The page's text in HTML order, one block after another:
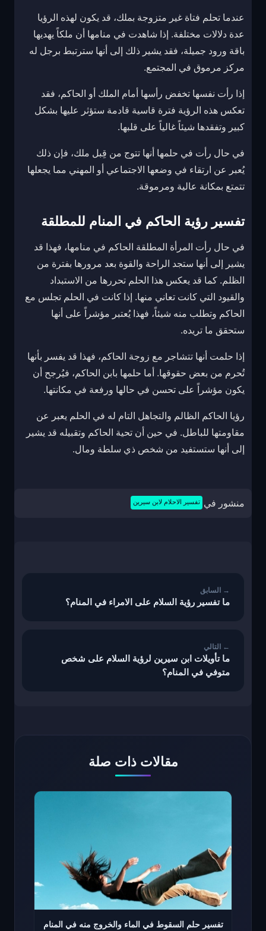
عندما تحلم فتاة غير متزوجة بملك، قد يكون لهذه الرؤيا
عدة دلالات مختلفة. إذا شاهدت في منامها أن ملكاً يهديها
باقة ورود جميلة، فقد يشير ذلك إلى أنها سترتبط برجل له
مركز مرموق في المجتمع.
إذا رأت نفسها تخفض رأسها أمام الملك أو الحاكم، فقد
تعكس هذه الرؤية فترة قاسية قادمة ستؤثر عليها بشكل
كبير وتفقدها شيئاً غالياً على قلبها.
في حال رأت في حلمها أنها تتوج من قِبل ملك، فإن ذلك
يُعبر عن ارتقاء في وضعها الاجتماعي أو المهني مما يجعلها
تتمتع بمكانة عالية ومرموقة.
تفسير رؤية الحاكم في المنام للمطلقة
في حال رأت المرأة المطلقة الحاكم في منامها، فهذا قد
يشير إلى أنها ستجد الراحة والقوة بعد مرورها بفترة من
الظلم. كما قد يعكس هذا الحلم تحررها من الاستبداد
والقيود التي كانت تعاني منها. إذا كانت في الحلم تجلس مع
الحاكم وتطلب منه شيئاً، فهذا يُعتبر مؤشراً على أنها
ستحقق ما تريده.
إذا حلمت أنها تتشاجر مع زوجة الحاكم، فهذا قد يفسر بأنها
تُحرم من بعض حقوقها. أما حلمها بابن الحاكم، فيُرجح أن
يكون مؤشراً على تحسن في حالها ورفعة في مكانتها.
رؤيا الحاكم الظالم والتجاهل التام له في الحلم يعبر عن
مقاومتها للباطل. في حين أن تحية الحاكم وتقبيله قد يشير
إلى أنها ستستفيد من شخص ذي سلطة ومال.
منشور في تفسير الاحلام لابن سيرين
ما تفسير رؤية السلام على الامراء في المنام؟
ما تأويلات ابن سيرين لرؤية السلام على شخص
متوفي في المنام؟
مقالات ذات صلة
تفسير حلم السقوط في الماء والخروج منه في المنام